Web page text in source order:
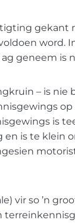
gekant
word.
geneem is
– is nie
is
is te klein
vir so ’n